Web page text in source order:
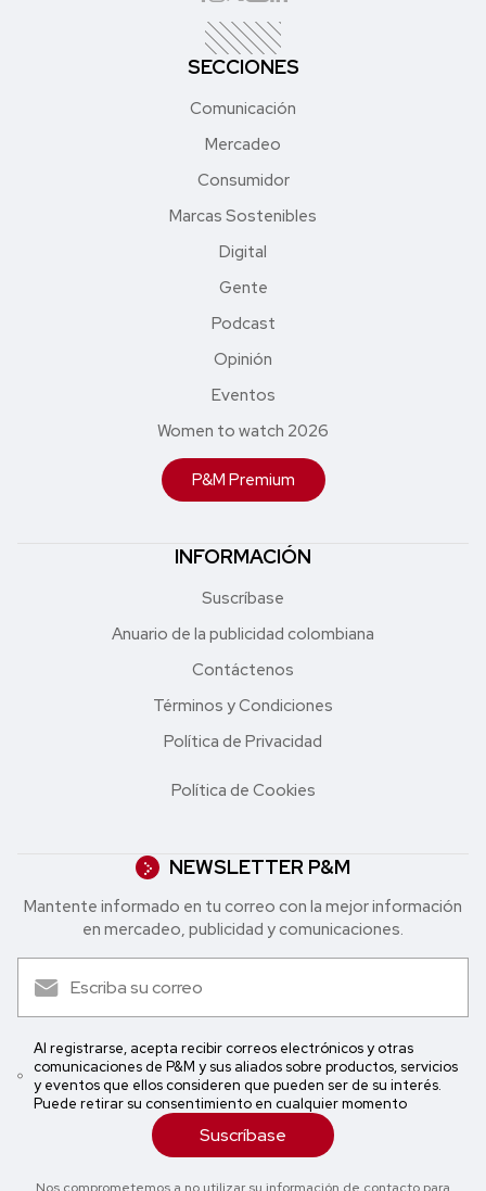
SECCIONES
Comunicación
Mercadeo
Consumidor
Marcas Sostenibles
Digital
Gente
Podcast
Opinión
Eventos
Women to watch 2026
P&M Premium
INFORMACIÓN
Suscríbase
Anuario de la publicidad colombiana
Contáctenos
Términos y Condiciones
Política de Privacidad
Política de Cookies
NEWSLETTER P&M
Mantente informado en tu correo con la mejor in formación
en mercadeo, publicidad y comunicaciones.
Al registrarse, acepta recibir correos electrónicos y otras
comunicaciones de P&M y sus aliados sobre productos, servicios
y eventos que ellos consideren que pueden ser de su interés.
Puede retirar su consentimiento en cualquier momento
Suscríbase
Nos comprometemos a no utilizar su información de contacto para